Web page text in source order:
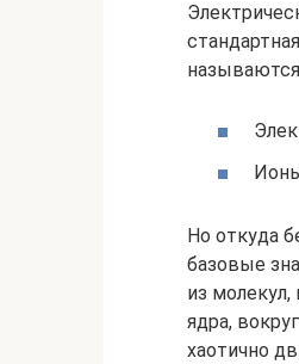
Но откуда
базовые
из
ядра,
хаотично